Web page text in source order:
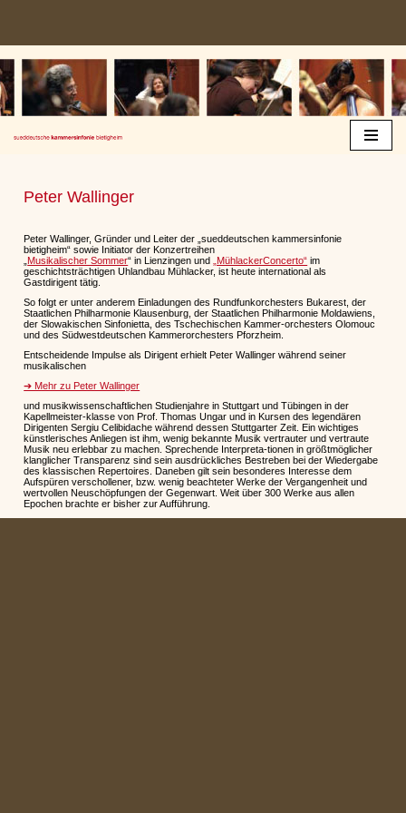
Zum
springen
Peter Wallinger
Peter Wallinger, Gründer und Leiter der „sueddeutschen kammersinfonie
bietigheim“ sowie Initiator der Konzertreihen
„Musikalischer Sommer“ in Lienzingen und „MühlackerConcerto“ im
geschichtsträchtigen Uhlandbau Mühlacker, ist heute international als
Gastdirigent tätig.
So folgt er unter anderem Einladungen des Rundfunkorchesters Bukarest, der
Staatlichen Philharmonie Klausenburg, der Staatlichen Philharmonie Moldawiens,
der Slowakischen Sinfonietta, des Tschechischen Kammer-orchesters Olomouc
und des Südwestdeutschen Kammerorchesters Pforzheim.
Entscheidende Impulse als Dirigent erhielt Peter Wallinger während seiner
musikalischen
➔ Mehr zu Peter Wallinger
und musikwissenschaftlichen Studienjahre in Stuttgart und Tübingen in der
Kapellmeister-klasse von Prof. Thomas Ungar und in Kursen des legendären
Dirigenten Sergiu Celibidache während dessen Stuttgarter Zeit. Ein wichtiges
künstlerisches Anliegen ist ihm, wenig bekannte Musik vertrauter und vertraute
Musik neu erlebbar zu machen. Sprechende Interpreta-tionen in größtmöglicher
klanglicher Transparenz sind sein ausdrückliches Bestreben bei der Wiedergabe
des klassischen Repertoires. Daneben gilt sein besonderes Interesse dem
Aufspüren verschollener, bzw. wenig beachteter Werke der Vergangenheit und
wertvollen Neuschöpfungen der Gegenwart. Weit über 300 Werke aus allen
Epochen brachte er bisher zur Aufführung.